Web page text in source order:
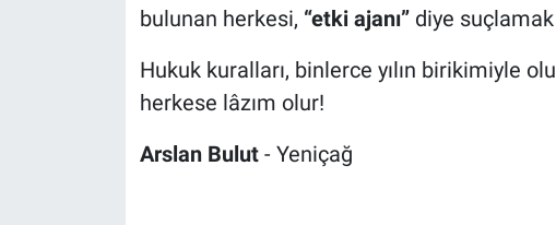
bulunan herkesi, “etki ajanı”diye
Hukuk kuralları, binlerce yılın birikimiyle
herkese lâzım olur!
Arslan Bulut- Yeniçağ